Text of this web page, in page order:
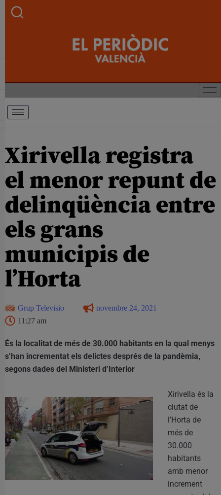
Xirivella registra
el menor repunt de
delinqüència entre
els grans
municipis de
l’Horta
Grup Televisio
novembre 24, 2021
11:27 am
És la localitat de més de 30.000 habitants en la qual menys
s’han incrementat els delictes després de la pandèmia,
segons dades del Ministeri d’Interior
Xirivella és la
ciutat de
l’Horta de
més de
30.000
habitants
amb menor
increment